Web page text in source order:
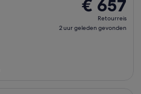
Retourreis,
2
€ 657
Retourreis
2 uur geleden gevonden